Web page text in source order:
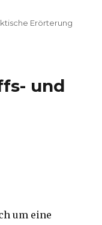
Erörterung
und
um eine